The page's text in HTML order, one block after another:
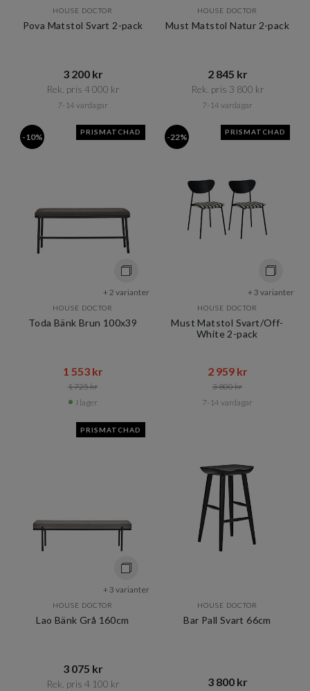
HOUSE DOCTOR
Pova Matstol Svart 2-pack
3 200 kr​​
Rek. pris 4 000 kr​​
7-14 vardagar
HOUSE DOCTOR
Must Matstol Natur 2-pack
2 845 kr​​
Rek. pris 3 800 kr​​
7-14 vardagar
-10% PRISMATCHAD
+ 2 varianter
HOUSE DOCTOR
Toda Bänk Brun 100x39
1 553 kr​​
1 725 kr​​
I lager
-22% PRISMATCHAD
+ 3 varianter
HOUSE DOCTOR
Must Matstol Svart/Off-
White 2-pack
2 959 kr​​
3 800 kr​​
7-14 vardagar
PRISMATCHAD
+ 3 varianter
HOUSE DOCTOR
Lao Bänk Grå 160cm
3 075 kr​​
Rek. pris 4 100 kr​​
HOUSE DOCTOR
Bar Pall Svart 66cm
3 800 kr​​